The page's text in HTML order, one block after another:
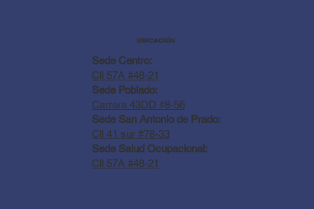
UBICACIÓN
Sede Centro:
Cll 57A #48-21
Sede Poblado:
Carrera 43DD #8-56
Sede San Antonio de Prado:
Cll 41 sur #78-33
Sede Salud Ocupacional:
Cll 57A #48-21